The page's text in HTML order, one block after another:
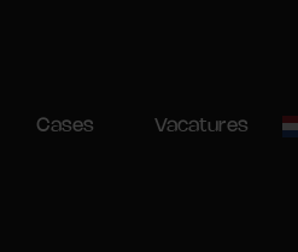
Cases Vacatures